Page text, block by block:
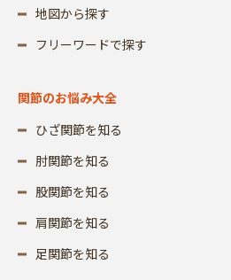
地図から探す
フリーワードで探す
関節のお悩み大全
ひざ関節を知る
肘関節を知る
股関節を知る
肩関節を知る
足関節を知る